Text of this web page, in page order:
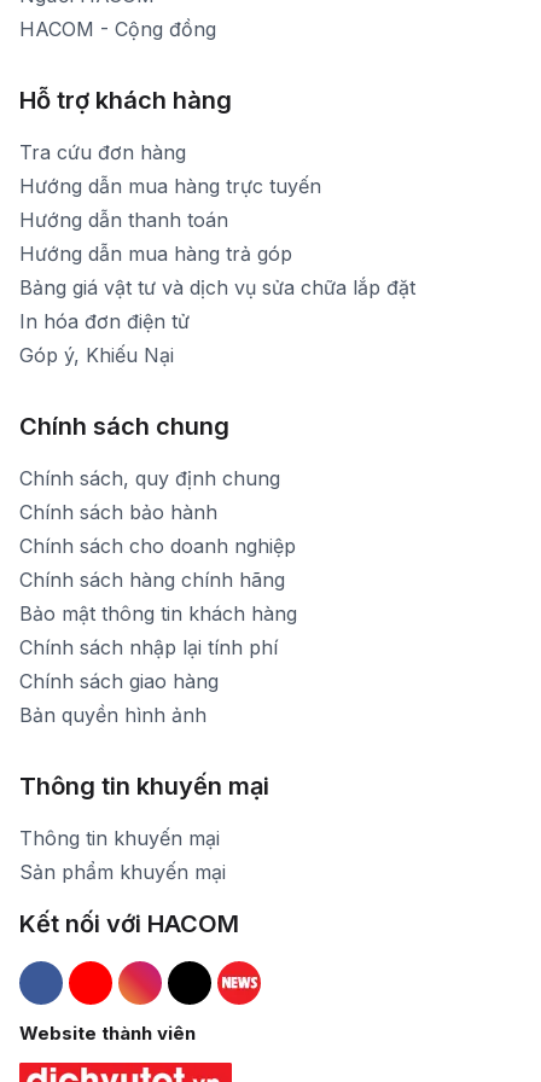
HACOM - Cộng đồng
Hỗ trợ khách hàng
Tra cứu đơn hàng
Hướng dẫn mua hàng trực tuyến
Hướng dẫn thanh toán
Hướng dẫn mua hàng trả góp
Bảng giá vật tư và dịch vụ sửa chữa lắp đặt
In hóa đơn điện tử
Góp ý, Khiếu Nại
Chính sách chung
Chính sách, quy định chung
Chính sách bảo hành
Chính sách cho doanh nghiệp
Chính sách hàng chính hãng
Bảo mật thông tin khách hàng
Chính sách nhập lại tính phí
Chính sách giao hàng
Bản quyền hình ảnh
Thông tin khuyến mại
Thông tin khuyến mại
Sản phẩm khuyến mại
Kết nối với HACOM
Hacom Facebook
Hacom YouTube
Hacom Instagram
Hacom TikTok
Website thành viên